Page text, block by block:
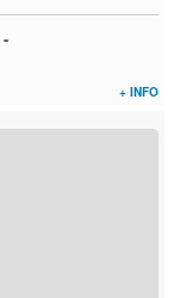
-
+ INFO